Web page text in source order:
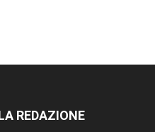
REDAZIONE